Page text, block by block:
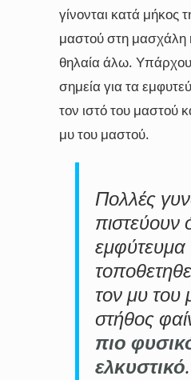
γίνονται κατά μήκος
μαστού στη
θηλαία άλω.
σημεία για τα
τον ιστό του μαστού
μυ του μαστού.
Πολλές
πιστεύουν
εμφύτευμα
τον μυ του
στήθος
πιο
ελκυστικό.